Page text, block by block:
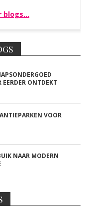
blogs…
EERDER ONTDEKT
VOOR
NAAR MODERN